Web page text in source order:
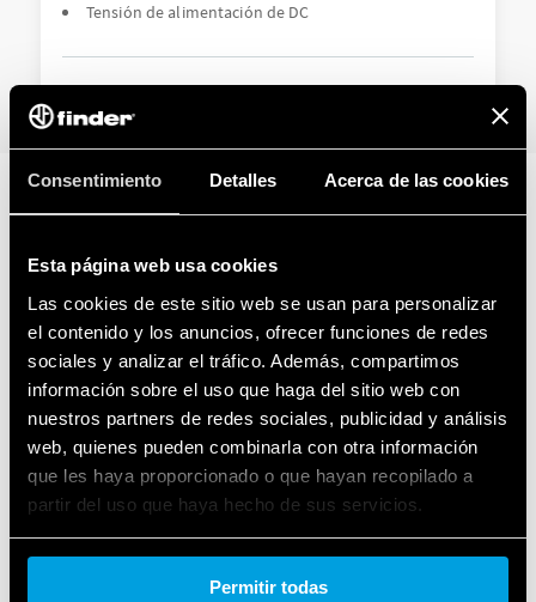
Consentimiento Detalles Acerca de las cookies
Esta página web usa cookies
Las cookies de este sitio web se usan para personalizar
el contenido y los anuncios, ofrecer funciones de redes
sociales y analizar el tráfico. Además, compartimos
información sobre el uso que haga del sitio web con
nuestros partners de redes sociales, publicidad y análisis
web, quienes pueden combinarla con otra información
que les haya proporcionado o que hayan recopilado a
partir del uso que haya hecho de sus servicios.
Cookie policy.
Permitir todas
Tensión de alimentación de DC
DETAILS
RELATED SERIES